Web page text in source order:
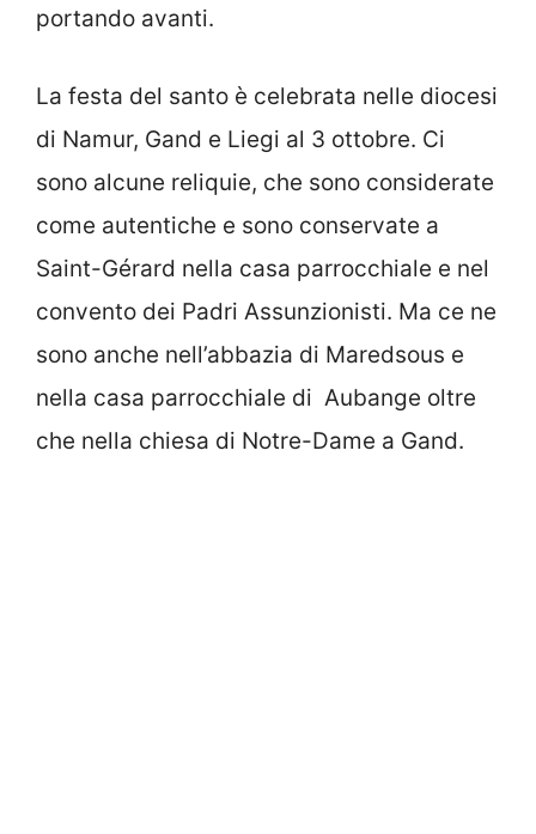
portando avanti.
La festa del santo è celebrata nelle diocesi
di Namur, Gand e Liegi al 3 ottobre. Ci
sono alcune reliquie, che sono considerate
come autentiche e sono conservate a
Saint-Gérard nella casa parrocchiale e nel
convento dei Padri Assunzionisti. Ma ce ne
sono anche nell’abbazia di Maredsous e
nella casa parrocchiale di Aubange oltre
che nella chiesa di Notre-Dame a Gand.